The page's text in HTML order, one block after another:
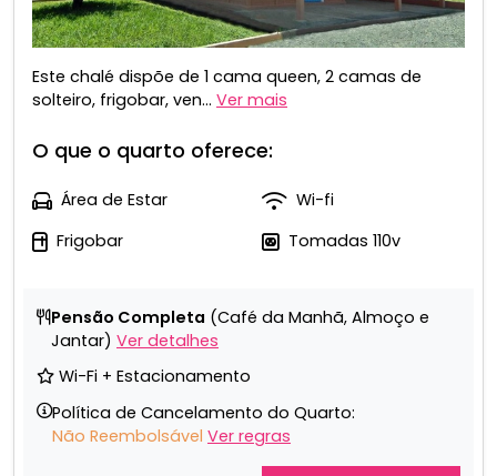
Este chalé dispõe de 1 cama queen, 2 camas de
solteiro, frigobar, ven... Ver mais
O que o quarto oferece:
Área de Estar
Wi-fi
Frigobar
Tomadas 110v
Pensão Completa (Café da Manhã, Almoço e
Jantar) Ver detalhes
Wi-Fi + Estacionamento
Política de Cancelamento do Quarto:
Não Reembolsável Ver regras